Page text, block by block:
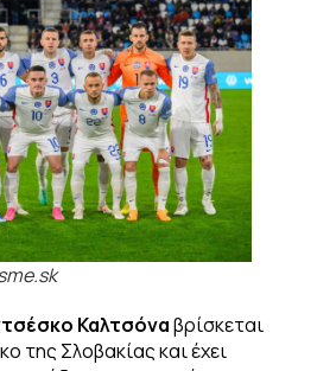
Καλτσόναβρίσκεται
της Σλοβακίας και έχει